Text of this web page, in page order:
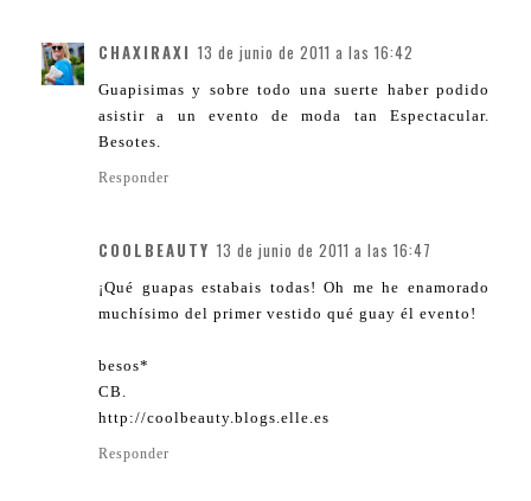
CHAXIRAXI 13 de junio de 2011 a las 16:42
Guapisimas y sobre todo una suerte haber podido
asistir a un evento de moda tan Espectacular.
Besotes.
Responder
COOLBEAUTY 13 de junio de 2011 a las 16:47
¡Qué guapas estabais todas! Oh me he enamorado
muchísimo del primer vestido qué guay él evento!
besos*
CB.
http://coolbeauty.blogs.elle.es
Responder